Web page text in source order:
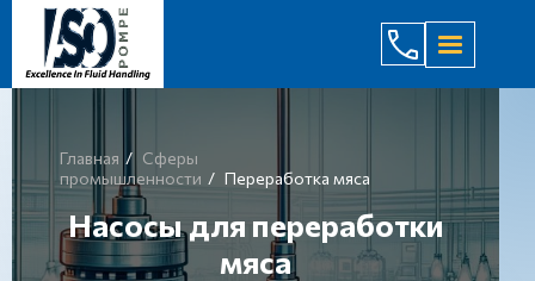
(044)
Главная
Сферы
промышленности
Переработка мяса
Насосы для переработки
мяса